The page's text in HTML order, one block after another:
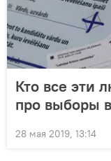
Кто все эти
про выборы
28 мая 2019, 13:14